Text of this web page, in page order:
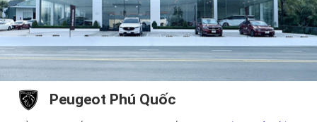
Peugeot Phú Quốc